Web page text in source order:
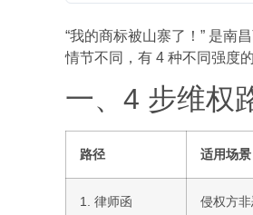
“我的商标被山寨了！” 是南
情节不同，有 4 种不同强度
一、4 步维权
路径 适用场景
1. 律师函 侵权方